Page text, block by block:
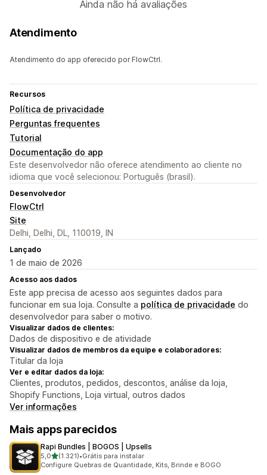
Ainda não há avaliações
Atendimento
Atendimento do app oferecido por FlowCtrl.
Recursos
Política de privacidade
Perguntas frequentes
Tutorial
Documentação do app
Este desenvolvedor não oferece atendimento ao cliente no
idioma que você selecionou: Português (brasil).
Desenvolvedor
FlowCtrl
Site
Delhi, Delhi, DL, 110019, IN
Lançado
1 de maio de 2026
Acesso aos dados
Este app precisa de acesso aos seguintes dados para
funcionar em sua loja. Consulte a política de privacidade do
desenvolvedor para saber o motivo.
Visualizar dados de clientes:
Dados de dispositivo e de atividade
Visualizar dados de membros da equipe e colaboradores:
Titular da loja
Ver e editar dados da loja:
Clientes, produtos, pedidos, descontos, análise da loja,
Shopify Functions, Loja virtual, outros dados
Ver informações
Mais apps parecidos
Rapi Bundles | BOGOS | Upsells
5,0de 5 estrelas
(1.321)
1321 avaliações ao todo
•Grátis para instalar
Configure Quebras de Quantidade, Kits, Brinde e BOGO